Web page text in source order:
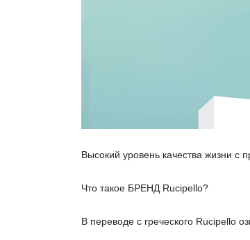
Высокий уровень качества жизни с
Что такое БРЕНД Rucipello?
В переводе с греческого Rucipello